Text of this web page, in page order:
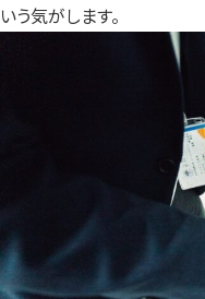
いう気がします。